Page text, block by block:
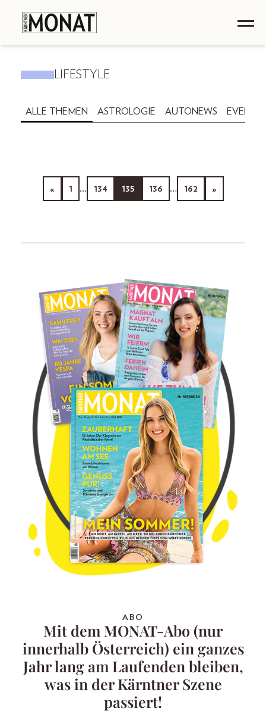
LIFESTYLE
ALLE THEMEN ASTROLOGIE AUTONEWS EVENTS
« 1 … 134 135 136 … 162 »
ABO
Mit dem MONAT-Abo (nur
innerhalb Österreich) ein ganzes
Jahr lang am Laufenden bleiben,
was in der Kärntner Szene
passiert!